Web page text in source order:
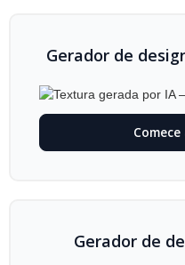
Gerador de
Gerador de